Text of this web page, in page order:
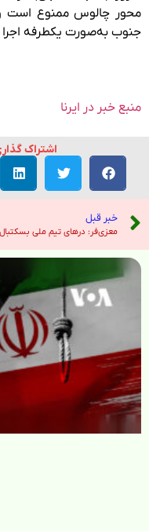
جنوب به‌صورت یکطرفه
منبع خبر در ایرنا
اشتراک
خبر قبل